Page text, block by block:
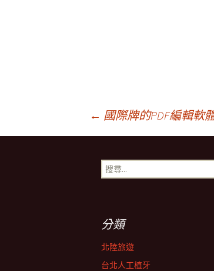
← 國際牌的PDF編輯軟
搜
尋
分類
北陸旅遊
台北人工植牙